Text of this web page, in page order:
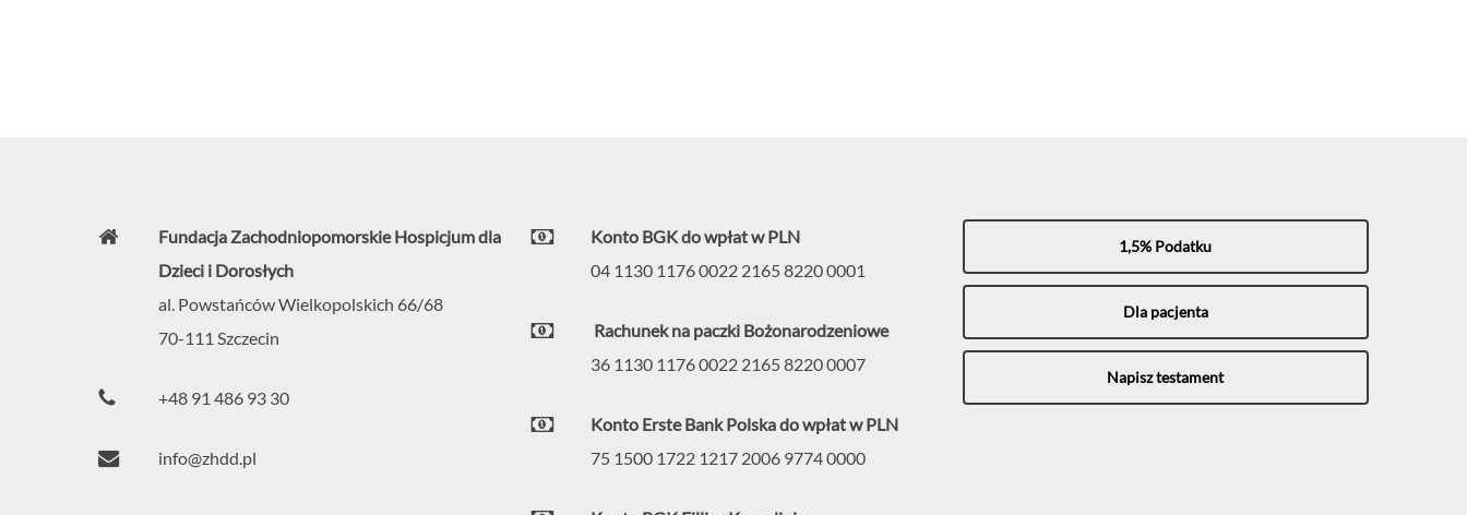
Fundacja Zachodniopomorskie Hospicjum dla
Dzieci i Dorosłych
al. Powstańców Wielkopolskich 66/68
70-111 Szczecin
+48 91 486 93 30
info@zhdd.pl
Konto BGK do wpłat w PLN
04 1130 1176 0022 2165 8220 0001
Rachunek na paczki Bożonarodzeniowe
36 1130 1176 0022 2165 8220 0007
Konto Erste Bank Polska do wpłat w PLN
75 1500 1722 1217 2006 9774 0000
1,5% Podatku
Dla pacjenta
Napisz testament